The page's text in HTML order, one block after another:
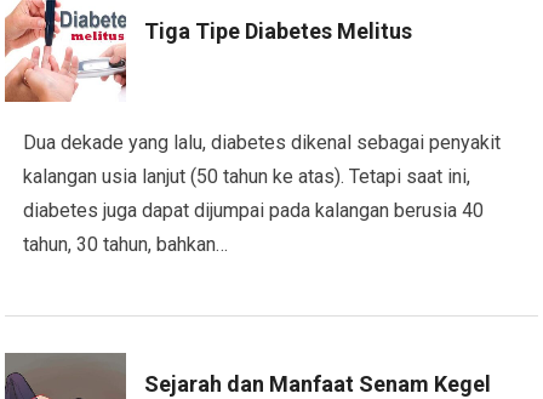
Tiga Tipe Diabetes Melitus
Dua dekade yang lalu, diabetes dikenal sebagai penyakit
kalangan usia lanjut (50 tahun ke atas). Tetapi saat ini,
diabetes juga dapat dijumpai pada kalangan berusia 40
tahun, 30 tahun, bahkan…
Sejarah dan Manfaat Senam Kegel